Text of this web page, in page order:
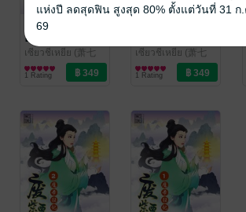
ฝืนชะตาชายา
อสูร เล่ม 5
เซียวชีเหยีย (萧七
爷)/ Ink Stone
นิยายรักจีนโบราณ
1 Rating
เซียวชีเหยีย (萧七
爷)/ Ink Stone
นิยายรักจีนโบราณ
1 Rating
แห่งปี ลดสุดฟิน สูงสุด 80% ตั้งแต่วันที่ 31 ก.
69